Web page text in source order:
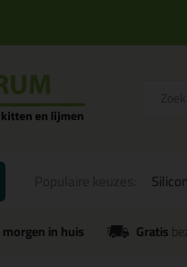
morgen in huis Gratis